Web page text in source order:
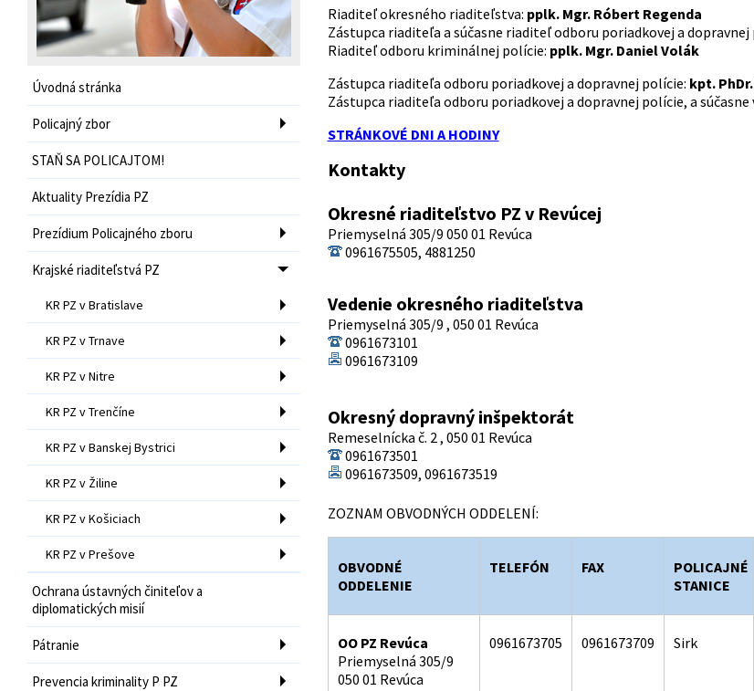
Úvodná stránka
Policajný zbor
STAŇ SA POLICAJTOM!
Aktuality Prezídia PZ
Prezídium Policajného zboru
Krajské riaditeľstvá PZ
KR PZ v Bratislave
KR PZ v Trnave
KR PZ v Nitre
KR PZ v Trenčíne
KR PZ v Banskej Bystrici
KR PZ v Žiline
KR PZ v Košiciach
KR PZ v Prešove
Ochrana ústavných činiteľov a
diplomatických misií
Pátranie
Prevencia kriminality P PZ
Riaditeľ okresného riaditeľstva: pplk. Mgr. Róbert Regenda
Zástupca riaditeľa a súčasne riaditeľ odboru poriadkovej a dopravnej
Riaditeľ odboru kriminálnej polície: pplk. Mgr. Daniel Volák
Zástupca riaditeľa odboru poriadkovej a dopravnej polície: kpt.
Zástupca riaditeľa odboru poriadkovej a dopravnej polície, a
STRÁNKOVÉ DNI A HODINY
Kontakty
Okresné riaditeľstvo PZ v Revúcej
Priemyselná 305/9 050 01 Revúca
0961675505, 4881250
Vedenie okresného riaditeľstva
Priemyselná 305/9 , 050 01 Revúca
0961673101
0961673109
Okresný dopravný inšpektorát
Remeselnícka č. 2 , 050 01 Revúca
0961673501
0961673509, 0961673519
ZOZNAM OBVODNÝCH ODDELENÍ:
OBVODNÉ
ODDELENIE
TELEFÓN FAX
POLICAJNÉ
STANICE
OO PZ Revúca
Priemyselná 305/9
050 01 Revúca
0961673705 0961673709 Sirk